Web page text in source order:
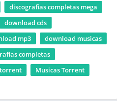
discografias completas mega
download cds
mp3
download musicas
completas
Musicas Torrent